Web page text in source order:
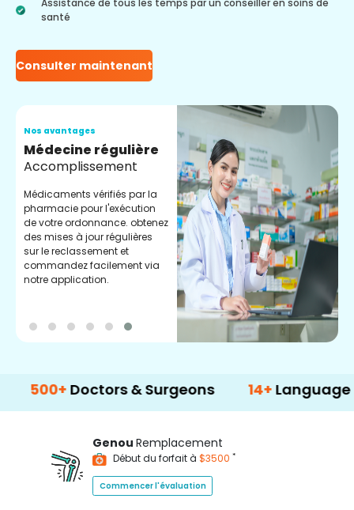
Assistance de tous les temps par un conseiller en soins de
santé
Consulter maintenant
Nos avantages
Médecine régulière
Accomplissement
Médicaments vérifiés par la
pharmacie pour l'exécution
de votre ordonnance. obtenez
des mises à jour régulières
sur le reclassement et
commandez facilement via
notre application.
Doctors & Surgeons 14+ Language
Genou Remplacement
Début du forfait à $3500 *
Commencer l'évaluation